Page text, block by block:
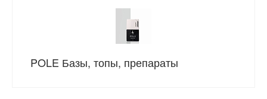
POLE Базы, топы, препараты